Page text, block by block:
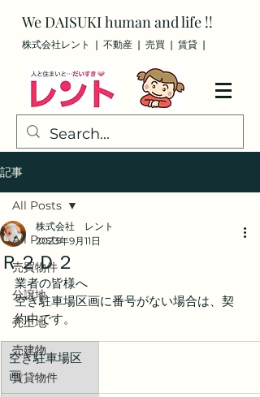
We DAISUKIhuman and life !!
株式会社レント ❘ 不動産 ❘ 売買 ❘ 賃貸 ❘
記事
All Posts
売買物件
分譲地
売土地
売建物
賃貸物件
All Posts
Ｒ２Ｄ２
株式会社 レント
2023年9月11日
業者の皆様へ
空き駐車場区画に番号がない場合は、契
約中です。
空き駐車場区
画